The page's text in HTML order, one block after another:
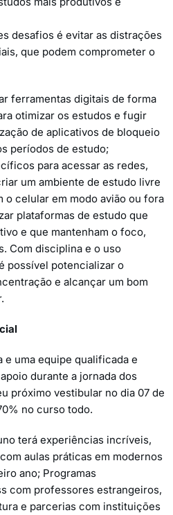
desafios é evitar as distrações
que podem comprometer o
ferramentas digitais de forma
otimizar os estudos e fugir
de aplicativos de bloqueio
períodos de estudo;
para acessar as redes,
um ambiente de estudo livre
o celular em modo avião ou fora
plataformas de estudo que
e que mantenham o foco,
Com disciplina e o uso
possível potencializar o
e alcançar um bom
e uma equipe qualificada e
durante a jornada dos
próximo vestibular no dia 07 de
no curso todo.
terá experiências incríveis,
aulas práticas em modernos
ano; Programas
com professores estrangeiros,
e parcerias com instituições